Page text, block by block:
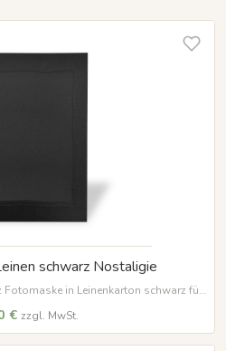
schwarz Nostaligie
in Leinenkarton schwarz für
€ zzgl. MwSt.